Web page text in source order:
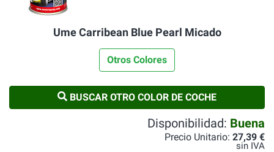
Ume Carribean Blue Pearl Micado
Otros Colores
BUSCAR OTRO COLOR DE COCHE
Disponibilidad: Buena
Precio Unitario: 27,39 €
sin IVA